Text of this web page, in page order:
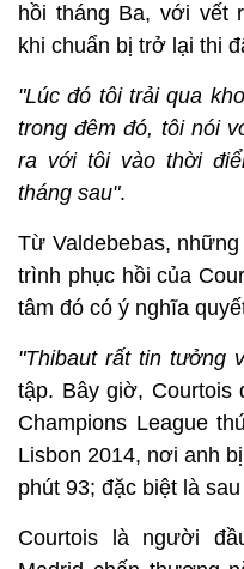
hồi tháng Ba, với vết
khi chuẩn bị trở lại thi
"Lúc đó tôi trải qua
trong đêm đó, tôi nói
ra với tôi vào thời
tháng sau".
Từ Valdebebas,
trình phục hồi của
tâm đó có ý nghĩa
"Thibaut rất tin tưởng
tập. Bây giờ, Courtois
Champions League
Lisbon 2014, nơi anh
phút 93; đặc biệt là
Courtois là người